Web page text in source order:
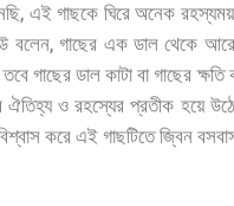
, এই গাছকে ঘিরে অনেক রহস্যময়
বলেন, গাছের এক ডাল থেকে
তবে গাছের ডাল কাটা বা গাছের ক্ষতি
ঐতিহ্য ও রহস্যের প্রতীক হয়ে
করে এই গাছটিতে জ্বিন